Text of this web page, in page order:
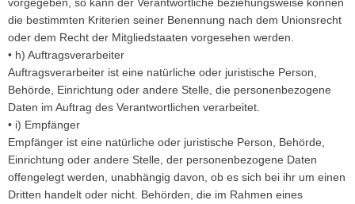
die bestimmten Kriterien seiner Benennung nach dem Unionsrecht
oder dem Recht der Mitgliedstaaten vorgesehen werden.
• h) Auftragsverarbeiter
Auftragsverarbeiter ist eine natürliche oder juristische Person,
Behörde, Einrichtung oder andere Stelle, die personenbezogene
Daten im Auftrag des Verantwortlichen verarbeitet.
• i) Empfänger
Empfänger ist eine natürliche oder juristische Person, Behörde,
Einrichtung oder andere Stelle, der personenbezogene Daten
offengelegt werden, unabhängig davon, ob es sich bei ihr um einen
Dritten handelt oder nicht. Behörden, die im Rahmen eines